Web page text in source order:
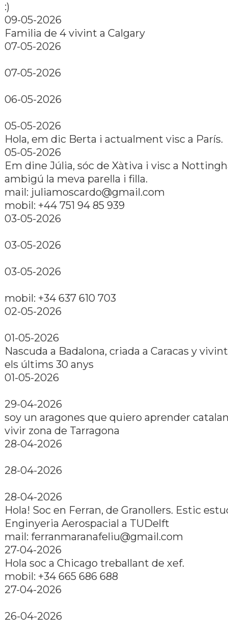
:)
09-05-2026
Familia de 4 vivint a Calgary
07-05-2026
07-05-2026
06-05-2026
05-05-2026
Hola, em dic Berta i actualment visc a París.
05-05-2026
Em dine Júlia, sóc de Xàtiva i visc a
ambigú la meva parella i filla.
mail: juliamoscardo@gmail.com
mobil: +44 751 94 85 939
03-05-2026
03-05-2026
03-05-2026
mobil: +34 637 610 703
02-05-2026
01-05-2026
Nascuda a Badalona, criada a Caracas y
els últims 30 anys
01-05-2026
29-04-2026
soy un aragones que quiero aprender
vivir zona de Tarragona
28-04-2026
28-04-2026
28-04-2026
Hola! Soc en Ferran, de Granollers. Estic
Enginyeria Aerospacial a TUDelft
mail: ferranmaranafeliu@gmail.com
27-04-2026
Hola soc a Chicago treballant de xef.
mobil: +34 665 686 688
27-04-2026
26-04-2026